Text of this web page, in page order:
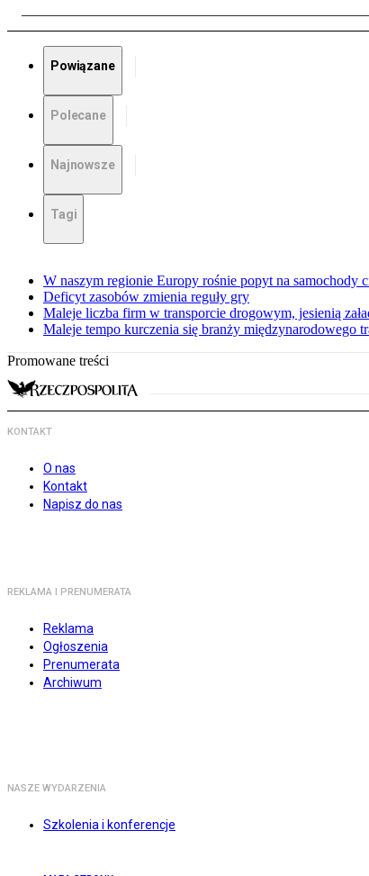
Powiązane
Polecane
Najnowsze
Tagi
W naszym regionie Europy rośnie popyt na samochody
Deficyt zasobów zmienia reguły gry
Maleje liczba firm w transporcie drogowym, jesienią
Maleje tempo kurczenia się branży międzynarodowego
Promowane treści
KONTAKT
O nas
Kontakt
Napisz do nas
REKLAMA I PRENUMERATA
Reklama
Ogłoszenia
Prenumerata
Archiwum
NASZE WYDARZENIA
Szkolenia i konferencje